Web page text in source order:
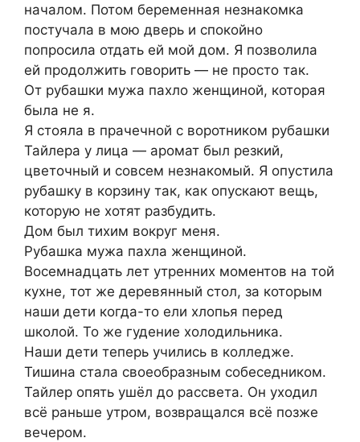
началом. Потом беременная незнакомка
постучала в мою дверь и спокойно
попросила отдать ей мой дом. Я позволила
ей продолжить говорить — не просто так.
От рубашки мужа пахло женщиной, которая
была не я.
Я стояла в прачечной с воротником рубашки
Тайлера у лица — аромат был резкий,
цветочный и совсем незнакомый. Я опустила
рубашку в корзину так, как опускают вещь,
которую не хотят разбудить.
Дом был тихим вокруг меня.
Рубашка мужа пахла женщиной.
Восемнадцать лет утренних моментов на той
кухне, тот же деревянный стол, за которым
наши дети когда-то ели хлопья перед
школой. То же гудение холодильника.
Наши дети теперь учились в колледже.
Тишина стала своеобразным собеседником.
Тайлер опять ушёл до рассвета. Он уходил
всё раньше утром, возвращался всё позже
вечером.